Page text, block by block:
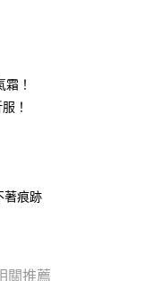
！
！
著痕跡
關推薦